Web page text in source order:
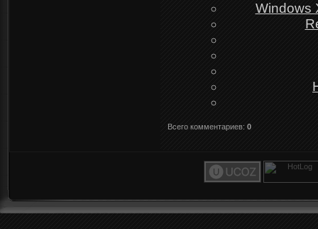
Windows
Всего комментариев: 0